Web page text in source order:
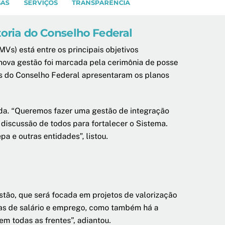
SERVIÇOS TRANSPARÊNCIA
do Conselho Federal
está entre os principais objetivos
gestão foi marcada pela cerimônia de posse
Conselho Federal apresentaram os planos
“Queremos fazer uma gestão de integração
de todos para fortalecer o Sistema.
e outras entidades”, listou.
que será focada em projetos de valorização
de salário e emprego, como também há a
todas as frentes”, adiantou.